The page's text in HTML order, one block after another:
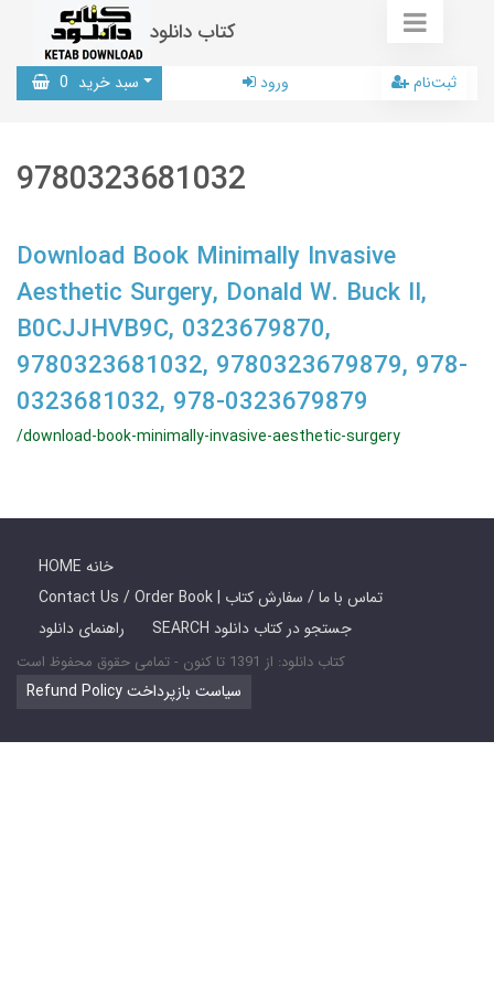
کتاب دانلود
سبد خرید 0 ورود ثبت‌نام
9780323681032
Download Book Minimally Invasive
Aesthetic Surgery, Donald W. Buck II,
B0CJJHVB9C, 0323679870,
9780323681032, 9780323679879, 978-
0323681032, 978-0323679879
/download-book-minimally-invasive-aesthetic-surgery
HOME خانه
Contact Us / Order Book | تماس با ما / سفارش کتاب
راهنمای دانلود
SEARCH جستجو در کتاب دانلود
کتاب دانلود: از 1391 تا کنون - تمامی حقوق محفوظ است
Refund Policy سیاست بازپرداخت